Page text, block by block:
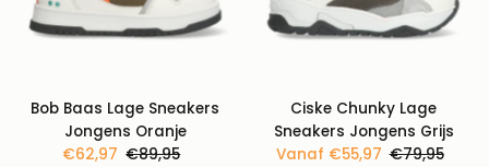
Bob Baas Lage Sneakers
Jongens Oranje
Kortingsprijs
€62,97 Normale
€89,95
Ciske Chunky Lage
Sneakers Jongens Grijs
Kortingsprijs
Vanaf €55,97 Normale
€79,95